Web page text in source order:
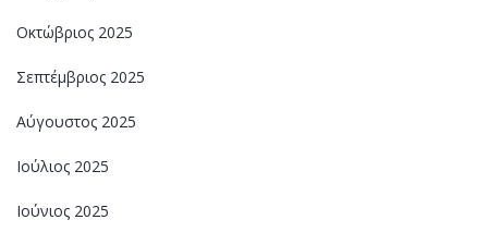
Οκτώβριος 2025
Σεπτέμβριος 2025
Αύγουστος 2025
Ιούλιος 2025
Ιούνιος 2025